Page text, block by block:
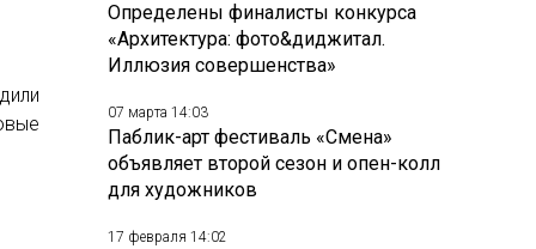
Определены финалисты конкурса
«Архитектура: фото&диджитал.
Иллюзия совершенства»
07 марта 14:03
Паблик-арт фестиваль «Смена»
объявляет второй сезон и опен-колл
для художников
17 февраля 14:02